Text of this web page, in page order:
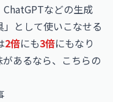
などの生成
として使いこなせる
2倍にも3倍にもなり
あるなら、こちらの